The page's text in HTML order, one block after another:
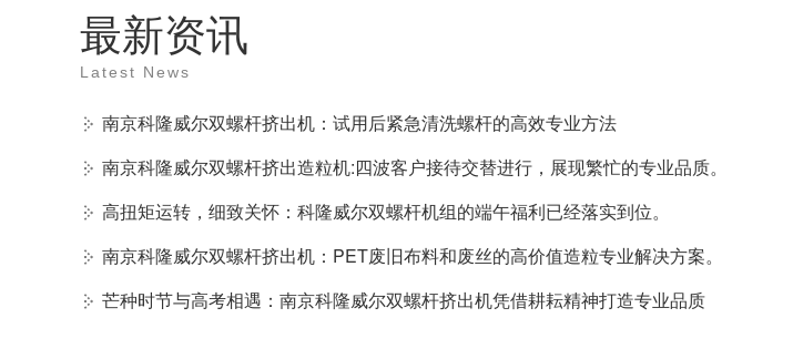
最新资讯
Latest News
南京科隆威尔双螺杆挤出机：试用后紧急清洗螺杆的高效专业方法
南京科隆威尔双螺杆挤出造粒机:四波客户接待交替进行，展现繁忙的专业品质。
高扭矩运转，细致关怀：科隆威尔双螺杆机组的端午福利已经落实到位。
南京科隆威尔双螺杆挤出机：PET废旧布料和废丝的高价值造粒专业解决方案。
芒种时节与高考相遇：南京科隆威尔双螺杆挤出机凭借耕耘精神打造专业品质